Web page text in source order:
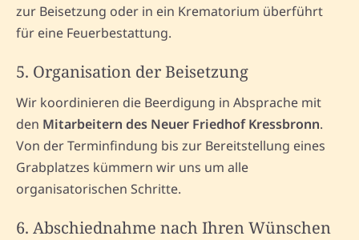
zur Beisetzung oder in ein Krematorium überführt
für eine Feuerbestattung.
5. Organisation der Beisetzung
Wir koordinieren die Beerdigung in Absprache mit
den Mitarbeitern des Neuer Friedhof Kressbronn.
Von der Terminfindung bis zur Bereitstellung eines
Grabplatzes kümmern wir uns um alle
organisatorischen Schritte.
6. Abschiednahme nach Ihren Wünschen